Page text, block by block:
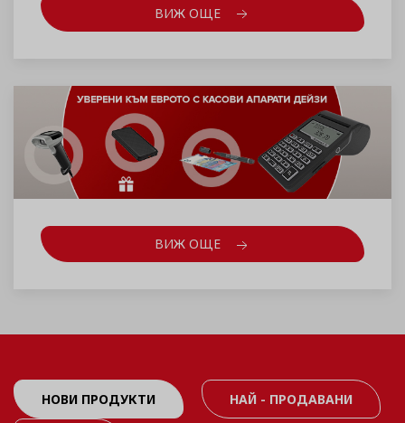
ВИЖ ОЩЕ
ВИЖ ОЩЕ
НОВИ ПРОДУКТИ НАЙ - ПРОДАВАНИ